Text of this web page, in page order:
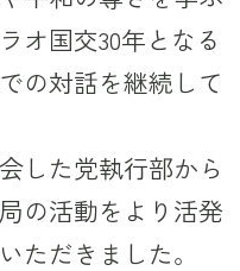
オ国交30年となる
の対話を継続して
した党執行部から
の活動をより活発
ただきました。